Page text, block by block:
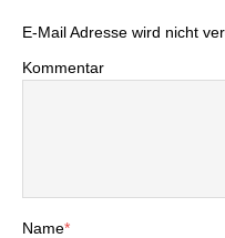
E-Mail Adresse wird nicht
Kommentar
Name*